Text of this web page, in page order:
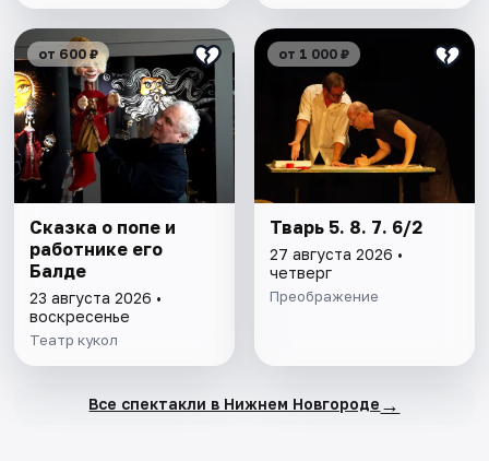
от 600 ₽
Сказка о попе и
работнике его
Балде
23 августа 2026 •
воскресенье
Театр кукол
от 1 000 ₽
Тварь 5. 8. 7. 6/2
27 августа 2026 •
четверг
Преображение
Все спектакли в Нижнем Новгороде →